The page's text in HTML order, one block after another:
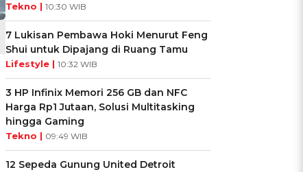
Tekno | 10:30 WIB
7 Lukisan Pembawa Hoki Menurut Feng
Shui untuk Dipajang di Ruang Tamu
Lifestyle | 10:32 WIB
3 HP Infinix Memori 256 GB dan NFC
Harga Rp1 Jutaan, Solusi Multitasking
hingga Gaming
Tekno | 09:49 WIB
12 Sepeda Gunung United Detroit